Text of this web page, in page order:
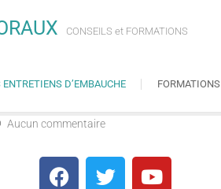
CONSEILS et FORMATIONS
D’EMBAUCHE FORMATIONS
Aucun commentaire